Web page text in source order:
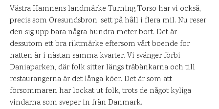
Västra Hamnens landmärke Turning Torso har vi också,
precis som Öresundsbron, sett på håll i flera mil. Nu reser
den sig upp bara några hundra meter bort. Det är
dessutom ett bra riktmärke eftersom vårt boende för
natten är i nästan samma kvarter. Vi svänger förbi
Daniaparken, där folk sitter längs träbänkarna och till
restaurangerna är det långa köer. Det är som att
försommaren har lockat ut folk, trots de något kyliga
vindarna som sveper in från Danmark.